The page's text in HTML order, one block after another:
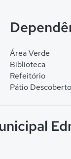
Área Verde
Biblioteca
Refeitório
Pátio Descoberto